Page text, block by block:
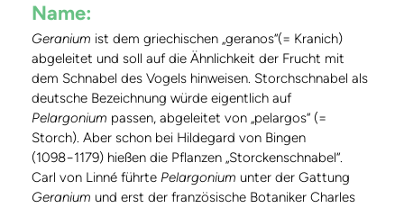
Name:
Geranium ist dem griechischen „geranos“(= Kranich)
abgeleitet und soll auf die Ähnlichkeit der Frucht mit
dem Schnabel des Vogels hinweisen. Storchschnabel als
deutsche Bezeichnung würde eigentlich auf
Pelargonium passen, abgeleitet von „pelargos“ (=
Storch). Aber schon bei Hildegard von Bingen
(1098−1179) hießen die Pflanzen „Storckenschnabel“.
Carl von Linné führte Pelargonium unter der Gattung
Geranium und erst der französische Botaniker Charles